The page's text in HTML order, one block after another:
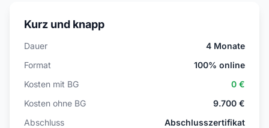
Kurz und knapp
Dauer
4 Monate
Format
100% online
Kosten mit BG
0 €
Kosten ohne BG
9.700 €
Abschluss
Abschlusszertifikat